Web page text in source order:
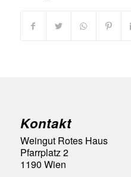
Kontakt
Weingut Rotes Haus
Pfarrplatz 2
1190 Wien